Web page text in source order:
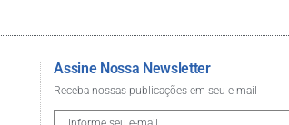
Assine Nossa Newsletter
Receba nossas publicações em seu e-mail